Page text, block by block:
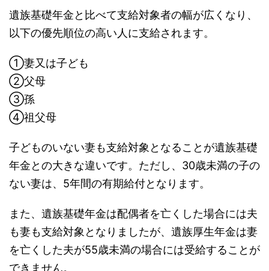
遺族基礎年金と比べて支給対象者の幅が広くなり、
以下の優先順位の高い人に支給されます。
①妻又は子ども
②父母
③孫
④祖父母
子どものいない妻も支給対象となることが遺族基礎
年金との大きな違いです。ただし、30歳未満の子の
ない妻は、5年間の有期給付となります。
また、遺族基礎年金は配偶者を亡くした場合には夫
も妻も支給対象となりましたが、遺族厚生年金は妻
を亡くした夫が55歳未満の場合には受給することが
できません。